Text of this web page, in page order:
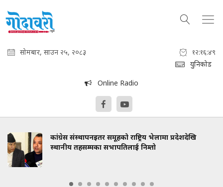
सोमबार, साउन २५, २०८३
१२:१६:५०
युनिकोड
Online Radio
कांग्रेस संस्थापनइतर समूहको राष्ट्रिय भेलामा प्रदेशदेखि
स्थानीय तहसम्मका सभापतिलाई निम्तो